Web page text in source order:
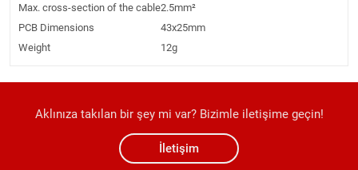
Max. cross-section of the cable2.5mm²
PCB Dimensions
43x25mm
Weight
12g
Aklınıza takılan bir şey mi var? Bizimle iletişime geçin!
İletişim